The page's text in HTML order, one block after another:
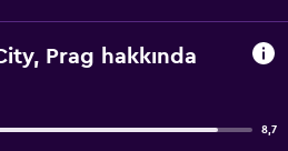
Prag hakkında
8,7